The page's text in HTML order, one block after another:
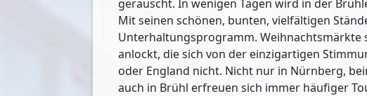
gerauscht. In wenigen Tagen wird in der
Mit seinen schönen, bunten, vielfältigen
Unterhaltungsprogramm. Weihnachtsmärkte
anlockt, die sich von der einzigartigen
oder England nicht. Nicht nur in Nürnberg,
auch in Brühl erfreuen sich immer häufiger